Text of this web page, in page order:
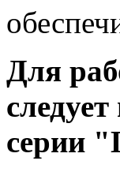
Для
серии